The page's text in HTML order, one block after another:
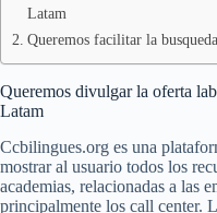
Latam
Queremos facilitar la
Queremos divulgar la oferta
Latam
Ccbilingues.org es una
mostrar al usuario todos los
academias, relacionadas a las
principalmente los call center.